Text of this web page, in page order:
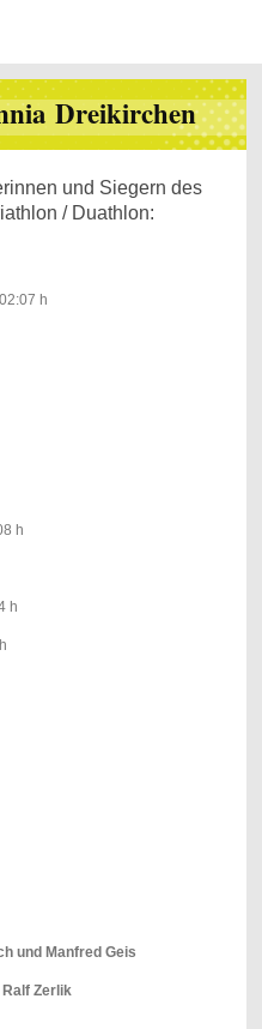
Dreikirchen
und Siegern des
/ Duathlon:
h
h
h
und Manfred Geis
Zerlik